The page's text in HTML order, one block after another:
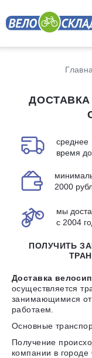
среднее
время
2000
мы
с 2004
ПОЛУЧИТЬ
Доставка
осуществляется
занимающимися
работаем.
Основные
Получение
компании в городе